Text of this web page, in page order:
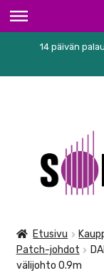
ETUSIVU
KARAOKE
NUOTIT
TARVIKKEET
14 päivän
navigointiin
sisältöön
Etusivu
Patch-johdot
välijohto 0.9m